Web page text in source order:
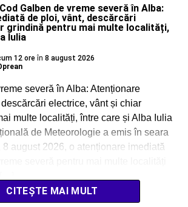
Galben de vreme severă în Alba:
de ploi, vânt, descărcări
grindină pentru mai multe localități,
Iulia
12 ore în 8 august 2026
severă în Alba: Atenționare
electrice, vânt și chiar
multe localități, între care și Alba Iulia
de Meteorologie a emis în seara
august 2026, o atenționare imediată
CITEȘTE MAI MULT